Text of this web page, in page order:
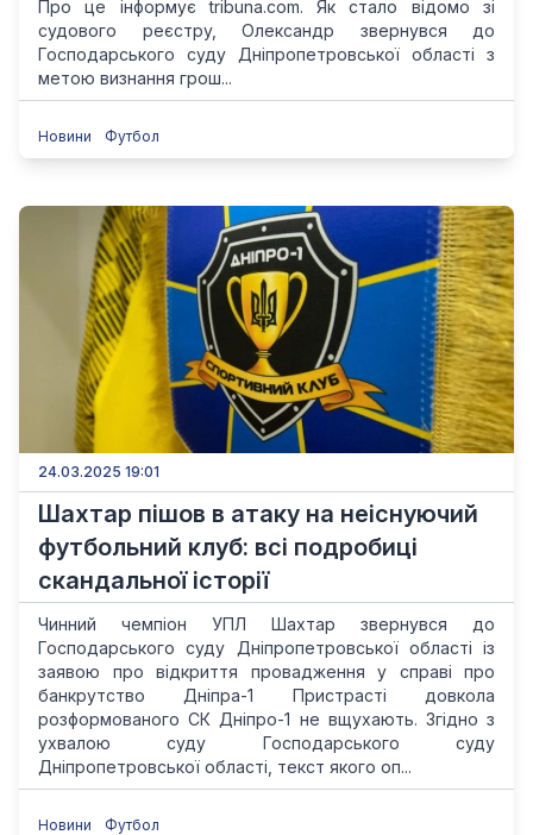
Про це інформує tribuna.com. Як стало відомо зі
судового реєстру, Олександр звернувся до
Господарського суду Дніпропетровської області з
метою визнання грош...
Новини Футбол
24.03.2025 19:01
Шахтар пішов в атаку на неіснуючий
футбольний клуб: всі подробиці
скандальної історії
Чинний чемпіон УПЛ Шахтар звернувся до
Господарського суду Дніпропетровської області із
заявою про відкриття провадження у справі про
банкрутство Дніпра-1 Пристрасті довкола
розформованого СК Дніпро-1 не вщухають. Згідно з
ухвалою суду Господарського суду
Дніпропетровської області, текст якого оп...
Новини Футбол